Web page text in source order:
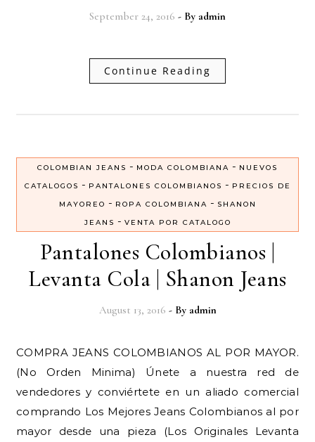
September 24, 2016 - By admin
Continue Reading
COLOMBIAN JEANS - MODA COLOMBIANA - NUEVOS
CATALOGOS - PANTALONES COLOMBIANOS - PRECIOS DE
MAYOREO - ROPA COLOMBIANA - SHANON
JEANS - VENTA POR CATALOGO
Pantalones Colombianos |
Levanta Cola | Shanon Jeans
August 13, 2016 - By admin
COMPRA JEANS COLOMBIANOS AL POR MAYOR.
(No Orden Minima) Únete a nuestra red de
vendedores y conviértete en un aliado comercial
comprando Los Mejores Jeans Colombianos al por
mayor desde una pieza (Los Originales Levanta